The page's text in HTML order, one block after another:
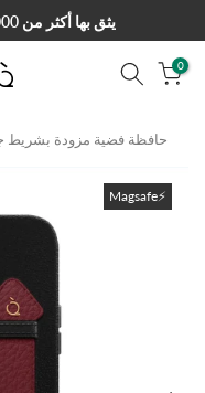
⭐⭐⭐⭐⭐ 4.8/5 | يثق بها أكثر من 20,000 عميل
0
حافظة فضية مزودة بشريط جانبي
Magsafe⚡